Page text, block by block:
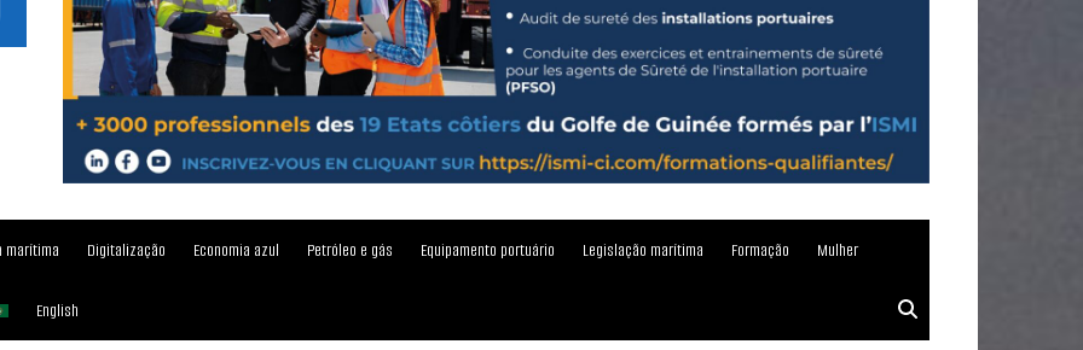
marítima Digitalização Economia azul Petróleo e gás Equipamento portuário Legislação marítima Formação Mulher
English